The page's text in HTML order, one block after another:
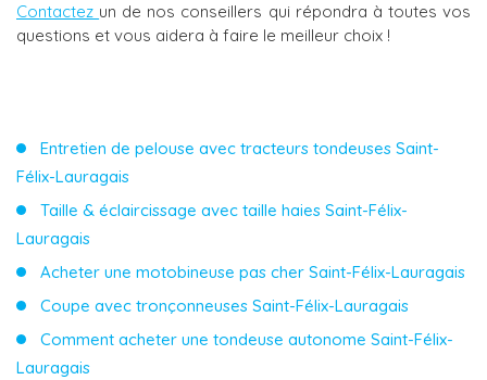
Contactez un de nos conseillers qui répondra à toutes vos
questions et vous aidera à faire le meilleur choix !
Entretien de pelouse avec tracteurs tondeuses Saint-
Félix-Lauragais
Taille & éclaircissage avec taille haies Saint-Félix-
Lauragais
Acheter une motobineuse pas cher Saint-Félix-Lauragais
Coupe avec tronçonneuses Saint-Félix-Lauragais
Comment acheter une tondeuse autonome Saint-Félix-
Lauragais